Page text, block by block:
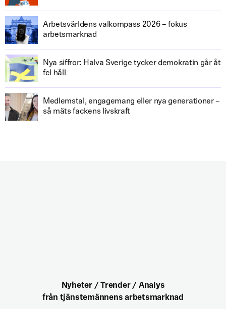
Arbetsvärldens valkompass 2026 – fokus
arbetsmarknad
Nya siffror: Halva Sverige tycker demokratin går åt
fel håll
Medlemstal, engagemang eller nya generationer –
så mäts fackens livskraft
Nyheter / Trender / Analys
från tjänstemännens arbetsmarknad